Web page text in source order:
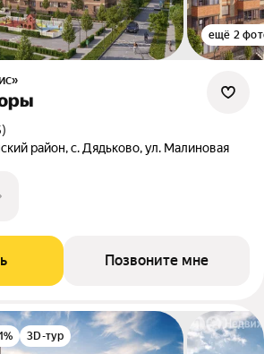
ещё 2
район, с. Дядьково, ул. Малиновая
Позвоните мне
3D-тур